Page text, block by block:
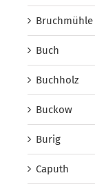
Bruchmühle
Buch
Buchholz
Buckow
Burig
Caputh